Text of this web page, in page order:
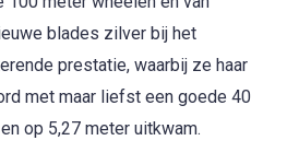
blades zilver bij het
prestatie, waarbij ze haar
met maar liefst een goede 40
op 5,27 meter uitkwam.